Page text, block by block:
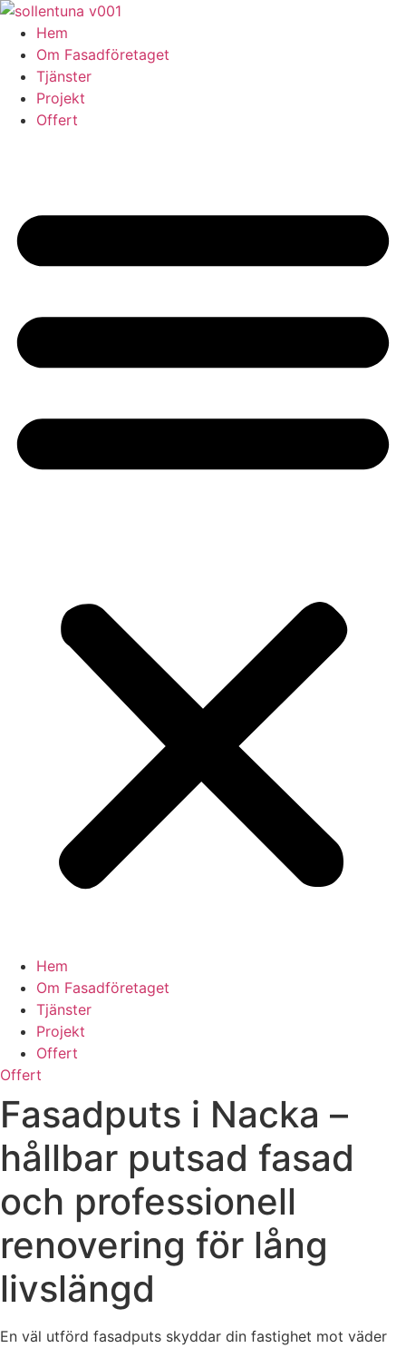
Skip
content
Hem
Om Fasadföretaget
Tjänster
Projekt
Offert
Hem
Om Fasadföretaget
Tjänster
Projekt
Offert
Offert
Fasadputs i Nacka –
hållbar putsad fasad
och professionell
renovering för lång
livslängd
En väl utförd fasadputs skyddar din fastighet mot väder